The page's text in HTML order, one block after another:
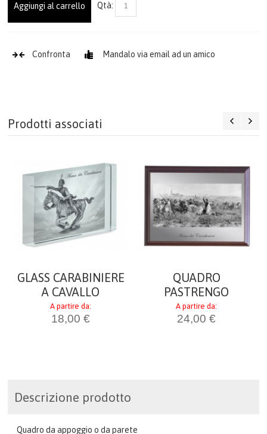
ACCEDI
Aggiungi al carrello Qtà:
Confronta Mandalo via email ad un amico
Prodotti associati
GLASS CARABINIERE
A CAVALLO
A partire da:
18,00 €
QUADRO
PASTRENGO
A partire da:
24,00 €
Descrizione prodotto
Quadro da appoggio o da parete